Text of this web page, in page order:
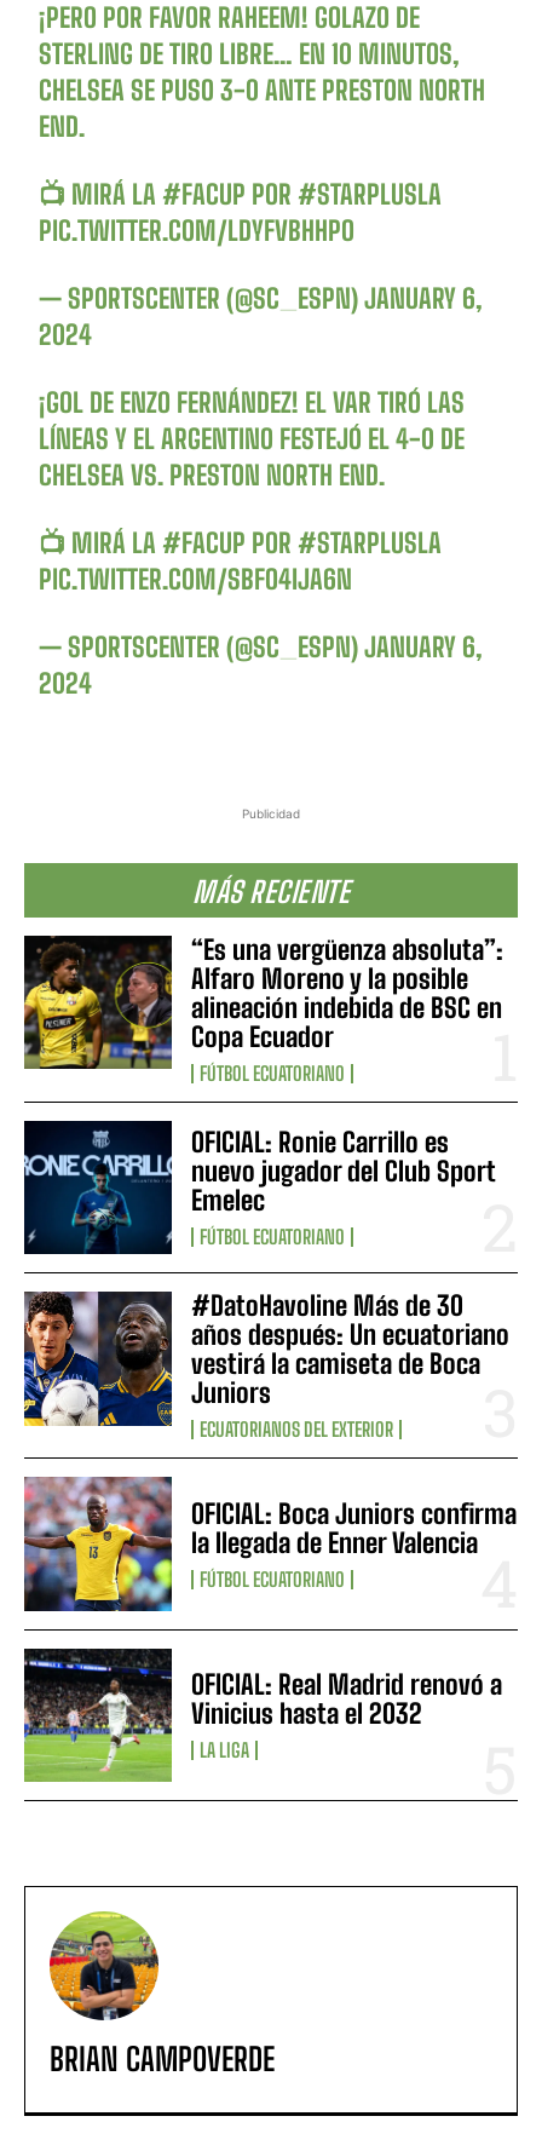
Publicidad
MÁS RECIENTE
“Es una vergüenza absoluta”:
Alfaro Moreno y la posible
alineación indebida de BSC en
Copa Ecuador
FÚTBOL ECUATORIANO
OFICIAL: Ronie Carrillo es
nuevo jugador del Club Sport
Emelec
FÚTBOL ECUATORIANO
#DatoHavoline Más de 30
años después: Un ecuatoriano
vestirá la camiseta de Boca
Juniors
ECUATORIANOS DEL EXTERIOR
OFICIAL: Boca Juniors confirma
la llegada de Enner Valencia
FÚTBOL ECUATORIANO
OFICIAL: Real Madrid renovó a
Vinicius hasta el 2032
LA LIGA
¡PERO POR FAVOR RAHEEM! GOLAZO DE
STERLING DE TIRO LIBRE… EN 10 MINUTOS,
CHELSEA SE PUSO 3-0 ANTE PRESTON NORTH
END.
📺 MIRÁ LA#FACUP POR#STARPLUSLA
PIC.TWITTER.COM/LDYFVBHHPO
— SPORTSCENTER (@SC_ESPN)JANUARY 6,
2024
¡GOL DE ENZO FERNÁNDEZ! EL VAR TIRÓ LAS
LÍNEAS Y EL ARGENTINO FESTEJÓ EL 4-0 DE
CHELSEA VS. PRESTON NORTH END.
📺 MIRÁ LA#FACUP POR#STARPLUSLA
PIC.TWITTER.COM/SBFO4IJA6N
— SPORTSCENTER (@SC_ESPN)JANUARY 6,
2024
BRIAN CAMPOVERDE